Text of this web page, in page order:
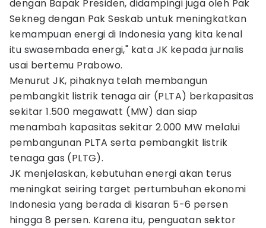
dengan Bapak Presiden, didampingi juga oleh Pak
Sekneg dengan Pak Seskab untuk meningkatkan
kemampuan energi di Indonesia yang kita kenal
itu swasembada energi," kata JK kepada jurnalis
usai bertemu Prabowo.
Menurut JK, pihaknya telah membangun
pembangkit listrik tenaga air (PLTA) berkapasitas
sekitar 1.500 megawatt (MW) dan siap
menambah kapasitas sekitar 2.000 MW melalui
pembangunan PLTA serta pembangkit listrik
tenaga gas (PLTG).
JK menjelaskan, kebutuhan energi akan terus
meningkat seiring target pertumbuhan ekonomi
Indonesia yang berada di kisaran 5-6 persen
hingga 8 persen. Karena itu, penguatan sektor